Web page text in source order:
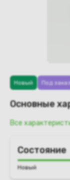
Новый Под
Основные
Все
Состояние
Новый